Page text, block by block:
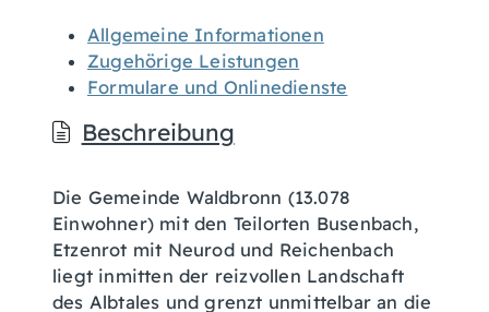
Allgemeine Informationen
Zugehörige Leistungen
Formulare und Onlinedienste
Beschreibung
Die Gemeinde Waldbronn (13.078
Einwohner) mit den Teilorten Busenbach,
Etzenrot mit Neurod und Reichenbach
liegt inmitten der reizvollen Landschaft
des Albtales und grenzt unmittelbar an die